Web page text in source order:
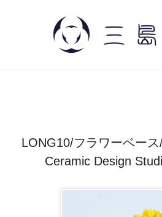
LONG10/フラワーベー
Ceramic Design